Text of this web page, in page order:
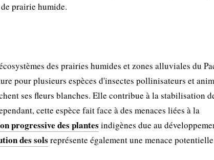
prairie humide.
des prairies humides et zones alluviales du
pour plusieurs espèces d'insectes pollinisateurs et
ses fleurs blanches. Elle contribue à la stabilisation
cette espèce fait face à des menaces liées à la
progressive des plantes indigènes due au
des sols représente également une menace